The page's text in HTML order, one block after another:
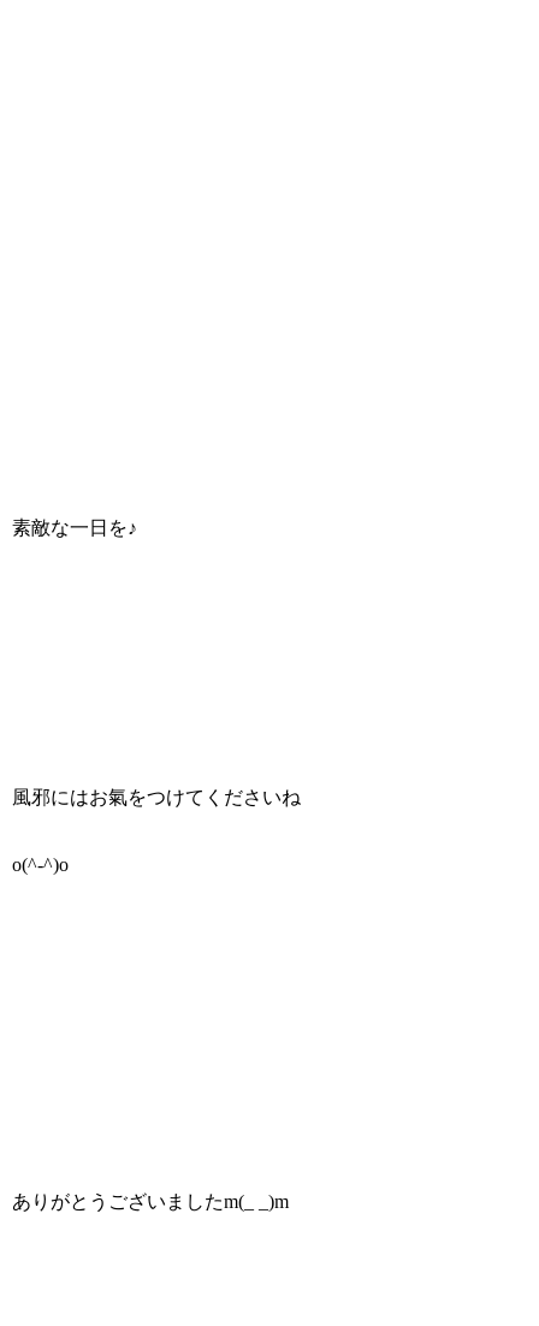
素敵な一日を♪
風邪にはお氣をつけてくださいね
o(^-^)o
ありがとうございましたm(_ _)m